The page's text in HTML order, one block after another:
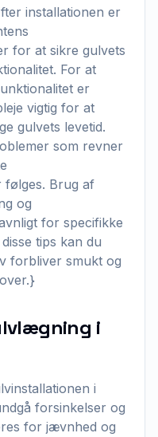
installationen er
for at sikre gulvets
For at
er
vigtig for at
gulvets levetid.
som revner
følges. Brug af
og
for specifikke
tips kan du
forbliver smukt og
i
i
forsinkelser og
for jævnhed og